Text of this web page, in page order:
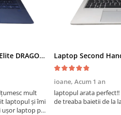
Laptop Second Hand HP Elite DRAGONFLY TOUCH - 13.3inch Intel I5-8365U 8GB RAM 512GB SSD TAST. ILUM. Windows 10 Refurbished
mult
laptopul și îmi
ușor laptop pe
ioane, Acum 1 an
laptopul arata
de treaba baietii de la